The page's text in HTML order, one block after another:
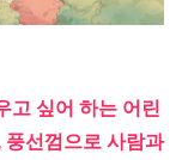
고 싶어 하는 어린
풍선껌으로 사람과